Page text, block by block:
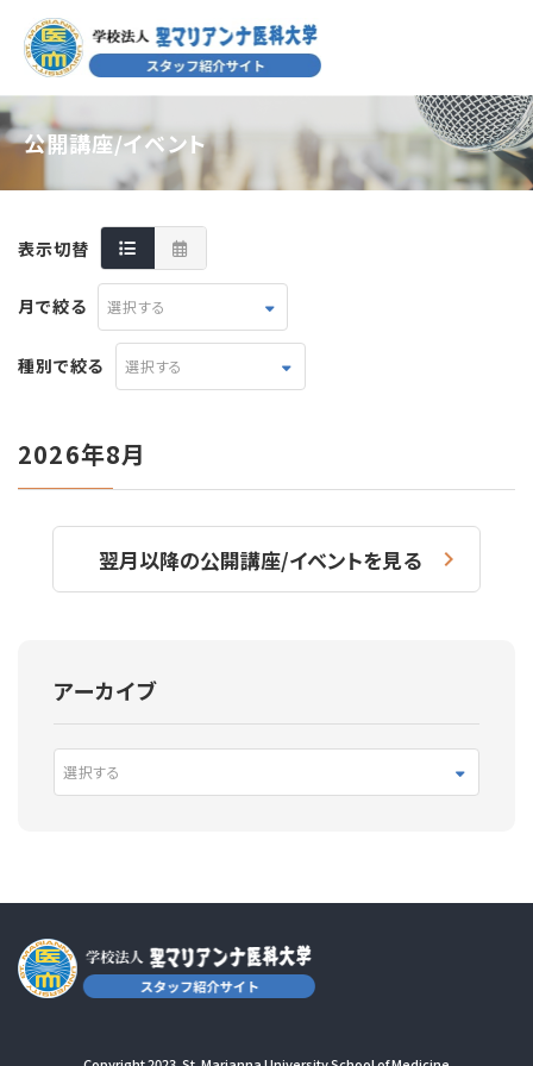
公開講座/イベント
表示切替
月で絞る 選択する
種別で絞る 選択する
2026年8月
翌月以降の公開講座/イベントを見る
アーカイブ
選択する